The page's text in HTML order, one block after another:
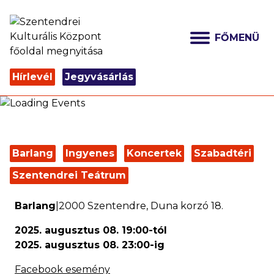
FŐMENÜ
Hírlevél Jegyvásárlás
Barlang Ingyenes Koncertek
Szabadtéri
Szentendrei Teátrum
Barlang 2000 Szentendre, Duna korzó 18.
2025. augusztus 08. 19:00-tól
2025. augusztus 08. 23:00-ig
Facebook esemény